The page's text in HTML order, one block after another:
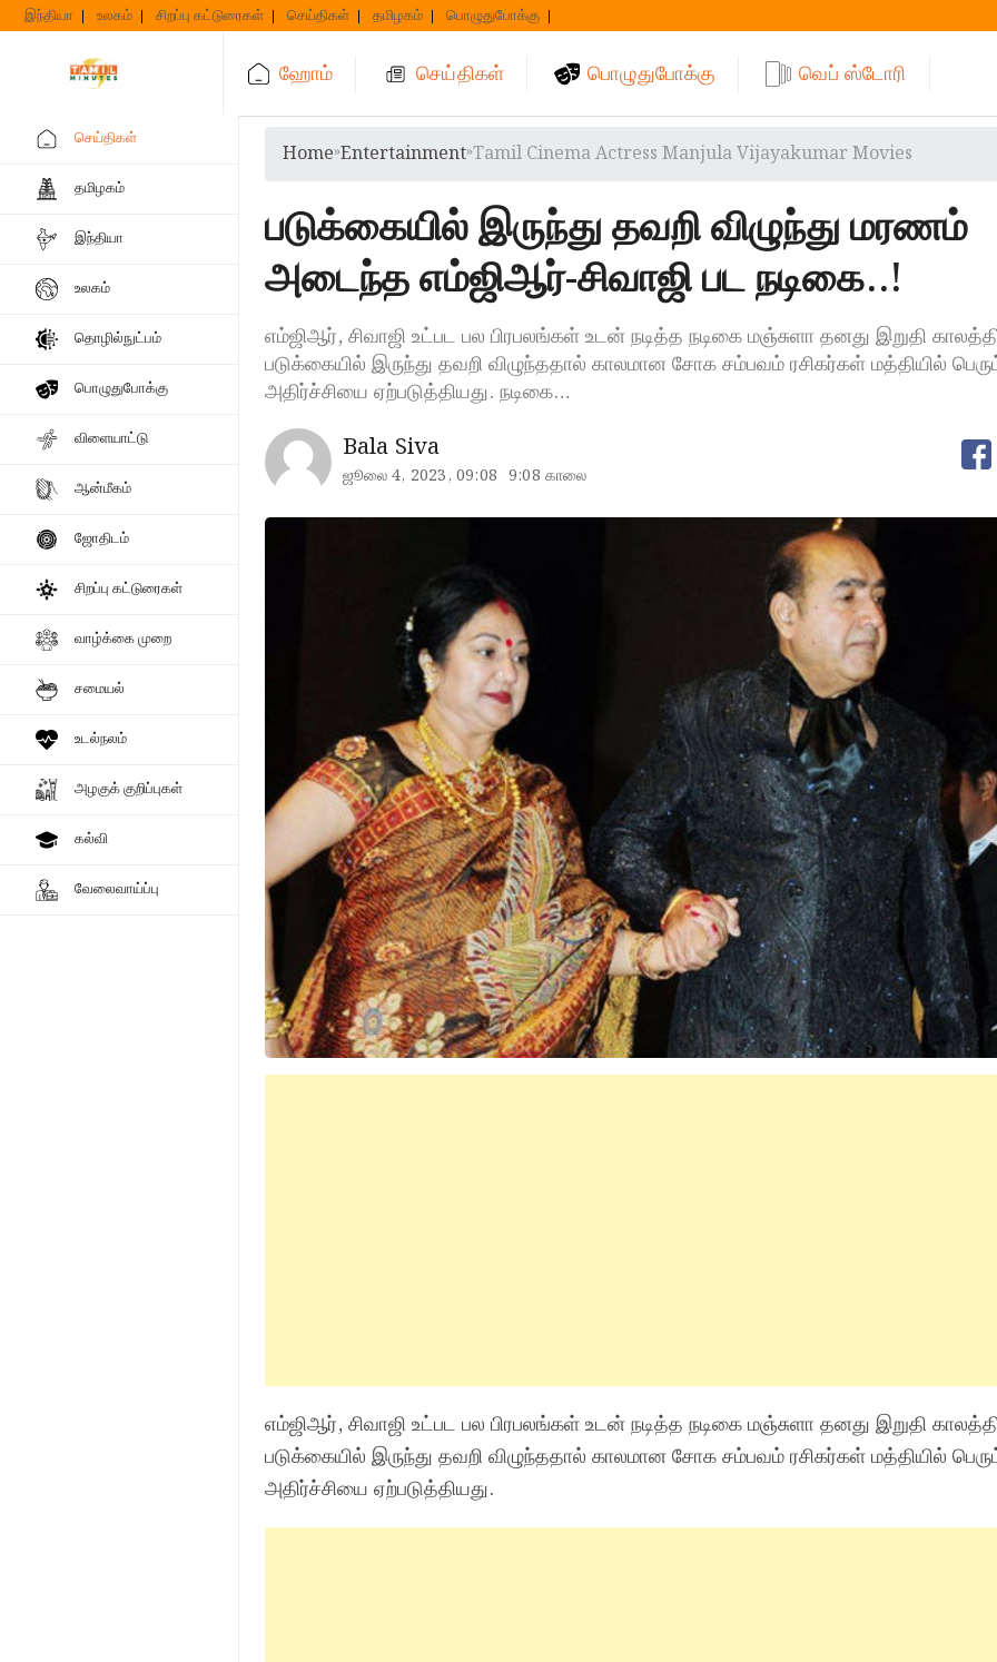
Skip
to
இந்தியா உலகம் சிறப்பு கட்டுரைகள் செய்திகள் தமிழகம் பொழுதுபோக்கு
ஹோம் செய்திகள் பொழுதுபோக்கு வெப் ஸ்டோரி
செய்திகள்
தமிழகம்
இந்தியா
உலகம்
தொழில்நுட்பம்
பொழுதுபோக்கு
விளையாட்டு
ஆன்மீகம்
ஜோதிடம்
சிறப்பு கட்டுரைகள்
வாழ்க்கை முறை
சமையல்
உடல்நலம்
அழகுக் குறிப்புகள்
கல்வி
வேலைவாய்ப்பு
Home»Entertainment»Tamil Cinema Actress Manjula Vijayakumar Movies
படுக்கையில் இருந்து தவறி விழுந்து மரணம்
அடைந்த எம்ஜிஆர்-சிவாஜி பட நடிகை..!
எம்ஜிஆர், சிவாஜி உட்பட பல பிரபலங்கள் உடன் நடித்த நடிகை மஞ்சுளா தனது இறுதி
படுக்கையில் இருந்து தவறி விழுந்ததால் காலமான சோக சம்பவம் ரசிகர்கள் மத்தியில்
அதிர்ச்சியை ஏற்படுத்தியது. நடிகை…
Bala Siva
ஜூலை 4, 2023, 09:08 9:08 காலை
எம்ஜிஆர், சிவாஜி உட்பட பல பிரபலங்கள் உடன் நடித்த நடிகை மஞ்சுளா தனது இறுதி
படுக்கையில் இருந்து தவறி விழுந்ததால் காலமான சோக சம்பவம் ரசிகர்கள் மத்தியில்
அதிர்ச்சியை ஏற்படுத்தியது.